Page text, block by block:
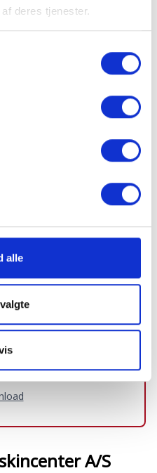
deres tjenester.
alle
boom)
A/S